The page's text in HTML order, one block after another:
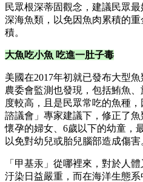
民眾根深蒂固觀念，建議民眾
深海魚類，以免因魚肉累積的
積。
大魚吃小魚 吃進一肚子毒
美國在2017年初就已發布大型
農委會監測也發現，包括鮪魚
度較高，且是民眾常吃的魚種
諮議會」專家建議下，修正了
懷孕的婦女、6歲以下的幼童，
以免對幼兒或胎兒腦部造成傷害
「甲基汞」從哪裡來，對於人
汙染日益嚴重，而在海洋生態